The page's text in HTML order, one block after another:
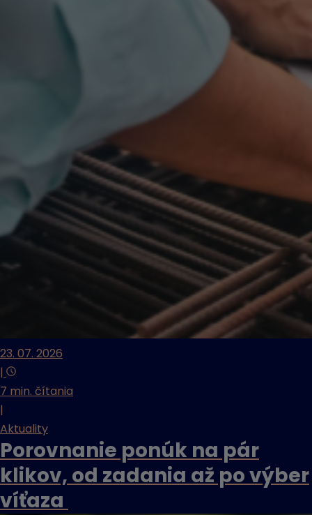
23. 07. 2026
|
7 min. čítania
|
Aktuality
Porovnanie ponúk na pár
klikov, od zadania až po výber
víťaza